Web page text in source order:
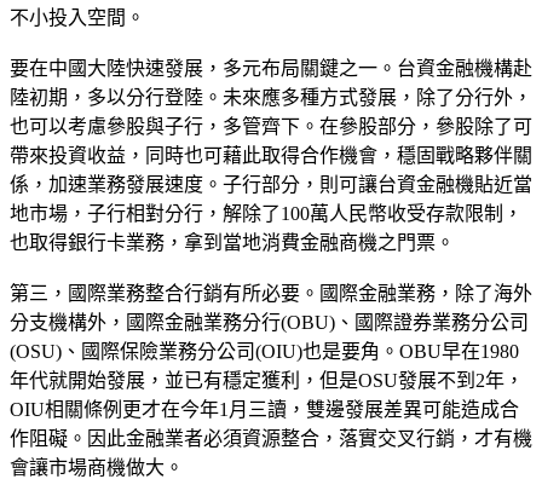
不小投入空間。
要在中國大陸快速發展，多元布局關鍵之一。台資金融機構赴
陸初期，多以分行登陸。未來應多種方式發展，除了分行外，
也可以考慮參股與子行，多管齊下。在參股部分，參股除了可
帶來投資收益，同時也可藉此取得合作機會，穩固戰略夥伴關
係，加速業務發展速度。子行部分，則可讓台資金融機貼近當
地市場，子行相對分行，解除了100萬人民幣收受存款限制，
也取得銀行卡業務，拿到當地消費金融商機之門票。
第三，國際業務整合行銷有所必要。國際金融業務，除了海外
分支機構外，國際金融業務分行(OBU)、國際證券業務分公司
(OSU)、國際保險業務分公司(OIU)也是要角。OBU早在1980
年代就開始發展，並已有穩定獲利，但是OSU發展不到2年，
OIU相關條例更才在今年1月三讀，雙邊發展差異可能造成合
作阻礙。因此金融業者必須資源整合，落實交叉行銷，才有機
會讓市場商機做大。